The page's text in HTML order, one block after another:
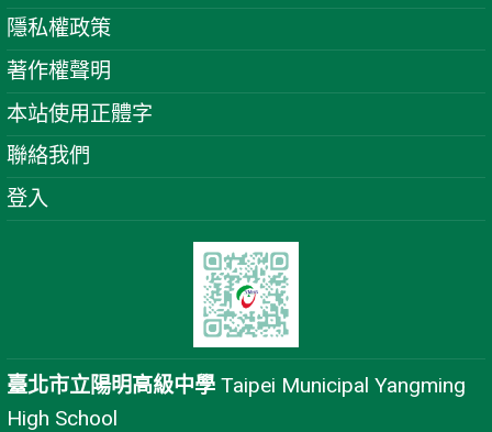
隱私權政策
著作權聲明
本站使用正體字
聯絡我們
登入
臺北市立陽明高級中學 Taipei Municipal Yangming
High School